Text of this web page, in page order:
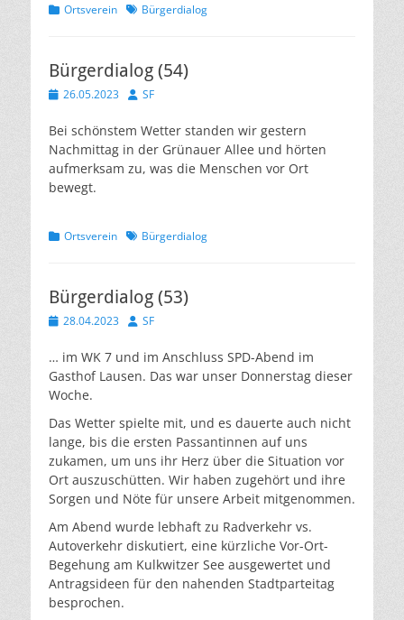
Kategorien
Ortsverein Schlagworte
Bürgerdialog
Bürgerdialog (54)
Veröffentlicht
26.05.2023 Autor
SF
Bei schönstem Wetter standen wir gestern
Nachmittag in der Grünauer Allee und hörten
aufmerksam zu, was die Menschen vor Ort
bewegt.
Kategorien
Ortsverein Schlagworte
Bürgerdialog
Bürgerdialog (53)
Veröffentlicht
28.04.2023 Autor
SF
… im WK 7 und im Anschluss SPD-Abend im
Gasthof Lausen. Das war unser Donnerstag dieser
Woche.
Das Wetter spielte mit, und es dauerte auch nicht
lange, bis die ersten Passantinnen auf uns
zukamen, um uns ihr Herz über die Situation vor
Ort auszuschütten. Wir haben zugehört und ihre
Sorgen und Nöte für unsere Arbeit mitgenommen.
Am Abend wurde lebhaft zu Radverkehr vs.
Autoverkehr diskutiert, eine kürzliche Vor-Ort-
Begehung am Kulkwitzer See ausgewertet und
Antragsideen für den nahenden Stadtparteitag
besprochen.